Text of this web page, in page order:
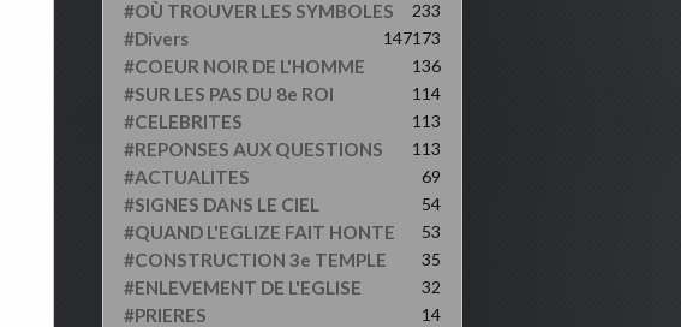
233
#OÙ TROUVER LES SYMBOLES
173
#Divers 147
#COEUR NOIR DE L'HOMME 136
#SUR LES PAS DU 8e ROI 114
#CELEBRITES 113
#REPONSES AUX QUESTIONS 113
#ACTUALITES 69
#SIGNES DANS LE CIEL 54
#QUAND L'EGLIZE FAIT HONTE 53
#CONSTRUCTION 3e TEMPLE 35
#ENLEVEMENT DE L'EGLISE 32
#PRIERES 14